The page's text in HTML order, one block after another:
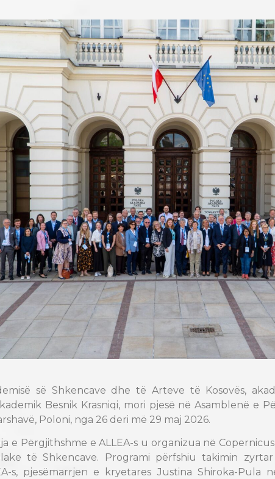
së Shkencave dhe të Arteve të Kosovës,
Besnik Krasniqi, mori pjesë në Asamblenë e
Poloni, nga 26 deri më 29 maj 2026.
e Përgjithshme e ALLEA-s u organizua në
të Shkencave. Programi përfshiu takimin
s, pjesëmarrjen e kryetares Justina Shiroka-Pula